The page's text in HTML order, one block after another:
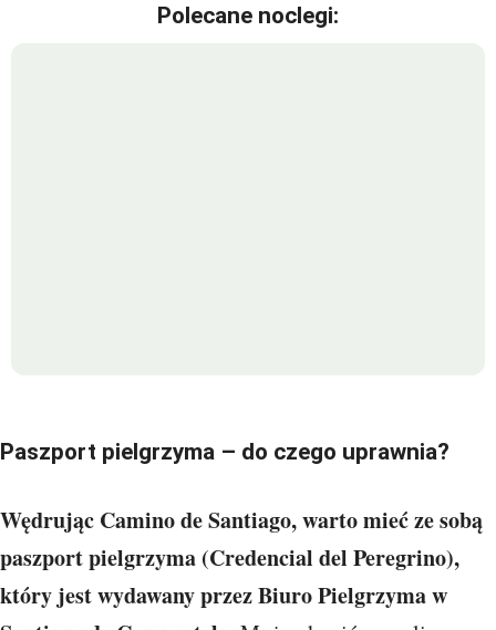
Polecane noclegi:
Paszport pielgrzyma – do czego uprawnia?
Wędrując Camino de Santiago, warto mieć ze sobą
paszport pielgrzyma (Credencial del Peregrino),
który jest wydawany przez Biuro Pielgrzyma w